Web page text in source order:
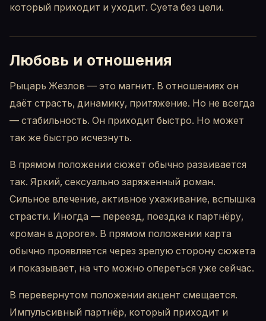
который приходит и уходит. Суета без цели.
Любовь и отношения
Рыцарь Жезлов — это магнит. В отношениях он
даёт страсть, динамику, притяжение. Но не всегда
— стабильность. Он приходит быстро. Но может
так же быстро исчезнуть.
В прямом положении сюжет обычно развивается
так. Яркий, сексуально заряженный роман.
Сильное влечение, активное ухаживание, вспышка
страсти. Иногда — переезд, поездка к партнёру,
«роман в дороге». В прямом положении карта
обычно проявляется через зрелую сторону сюжета
и показывает, на что можно опереться уже сейчас.
В перевернутом положении акцент смещается.
Импульсивный партнёр, который приходит и